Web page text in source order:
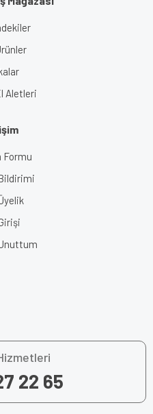
Aletleri
Formu
22 65